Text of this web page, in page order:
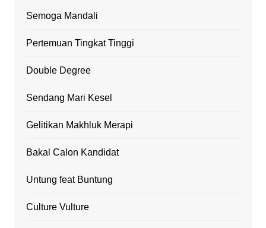
Semoga Mandali
Pertemuan Tingkat Tinggi
Double Degree
Sendang Mari Kesel
Gelitikan Makhluk Merapi
Bakal Calon Kandidat
Untung feat Buntung
Culture Vulture